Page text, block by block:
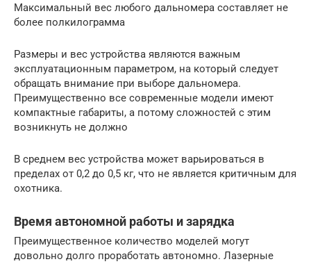
Максимальный вес любого дальномера составляет не
более полкилограмма
Размеры и вес устройства являются важным
эксплуатационным параметром, на который следует
обращать внимание при выборе дальномера.
Преимущественно все современные модели имеют
компактные габариты, а потому сложностей с этим
возникнуть не должно
В среднем вес устройства может варьироваться в
пределах от 0,2 до 0,5 кг, что не является критичным для
охотника.
Время автономной работы и зарядка
Преимущественное количество моделей могут
довольно долго проработать автономно. Лазерные